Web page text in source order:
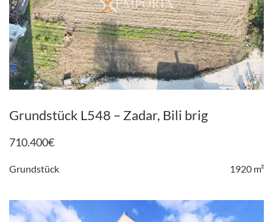
Grundstück L548 – Zadar, Bili brig
710.400€
Grundstück 1920 m²